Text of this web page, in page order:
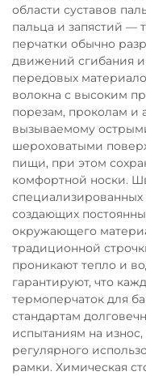
области суставов
пальца и запястий —
перчатки обычно
движений сгибания и
передовых
волокна с высоким
порезам, проколам и
вызываемому
шероховатыми
пищи, при этом
комфортной носки.
специализированных
создающих
окружающего
традиционной
проникают тепло и
гарантируют, что
термоперчаток для
стандартам
испытаниям на
регулярного
рамки. Химическая